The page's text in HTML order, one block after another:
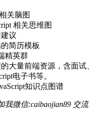
关脑图
相关思维图
议
简历模板
精英群
大量前端资源，含面试、
电子书等。
知识点图谱
微信:caibaojian89 交流